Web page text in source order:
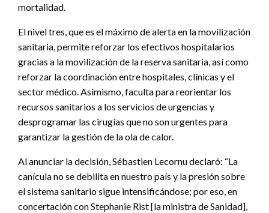
mortalidad.
El nivel tres, que es el máximo de alerta en la movilización
sanitaria, permite reforzar los efectivos hospitalarios
gracias a la movilización de la reserva sanitaria, así como
reforzar la coordinación entre hospitales, clínicas y el
sector médico. Asimismo, faculta para reorientar los
recursos sanitarios a los servicios de urgencias y
desprogramar las cirugías que no son urgentes para
garantizar la gestión de la ola de calor.
Al anunciar la decisión, Sébastien Lecornu declaró: “La
canícula no se debilita en nuestro país y la presión sobre
el sistema sanitario sigue intensificándose; por eso, en
concertación con Stephanie Rist [la ministra de Sanidad],